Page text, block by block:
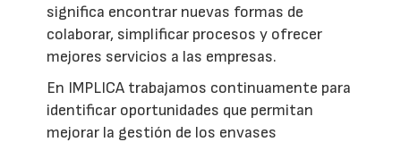
significa encontrar nuevas formas de
colaborar, simplificar procesos y ofrecer
mejores servicios a las empresas.
En IMPLICA trabajamos continuamente para
identificar oportunidades que permitan
mejorar la gestión de los envases